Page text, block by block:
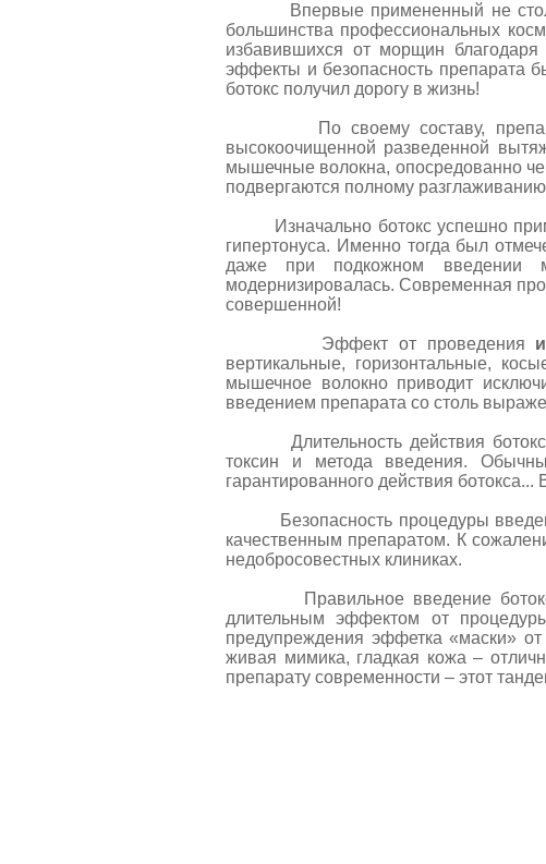
Впервые примененный не столь
большинства профессиональных
избавившихся от морщин благодаря
эффекты и безопасность препарата
ботокс получил дорогу в жизнь!
По своему составу, препарат
высокоочищенной разведенной
мышечные волокна, опосредованно
подвергаются полному
Изначально ботокс успешно
гипертонуса. Именно тогда был
даже при подкожном введении
модернизировалась. Современная
совершенной!
Эффект от проведения
вертикальные, горизонтальные,
мышечное волокно приводит
введением препарата со столь
Длительность действия ботокса
токсин и метода введения.
гарантированного действия
Безопасность процедуры
качественным препаратом. К
недобросовестных клиниках.
Правильное введение ботокса
длительным эффектом от
предупреждения эффетка «маски»
живая мимика, гладкая кожа –
препарату современности – этот